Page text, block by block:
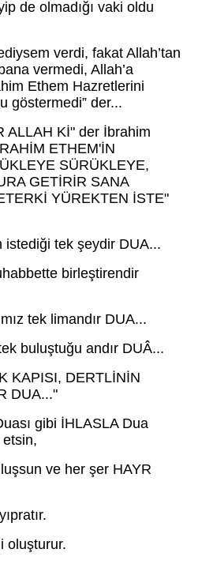
de olmadığı vaki oldu
verdi, fakat Allah’tan
vermedi, Allah’a
Ethem Hazretlerini
göstermedi” der...
ALLAH Kİ" der İbrahim
ETHEM'İN
SÜRÜKLEYE,
GETİRİR SANA
YÜREKTEN İSTE"
istediği tek şeydir DUA...
birleştirendir
tek limandır DUA...
buluştuğu andır DUÂ...
KAPISI, DERTLİNİN
DUA..."
gibi İHLASLA Dua
ve her şer HAYR
oluşturur.